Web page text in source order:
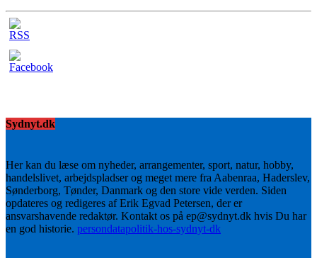
Sydnyt.dk
Her kan du læse om nyheder, arrangementer, sport, natur, hobby,
handelslivet, arbejdspladser og meget mere fra Aabenraa, Haderslev,
Sønderborg, Tønder, Danmark og den store vide verden. Siden
opdateres og redigeres af Erik Egvad Petersen, der er
ansvarshavende redaktør. Kontakt os på ep@sydnyt.dk hvis Du har
en god historie. persondatapolitik-hos-sydnyt-dk